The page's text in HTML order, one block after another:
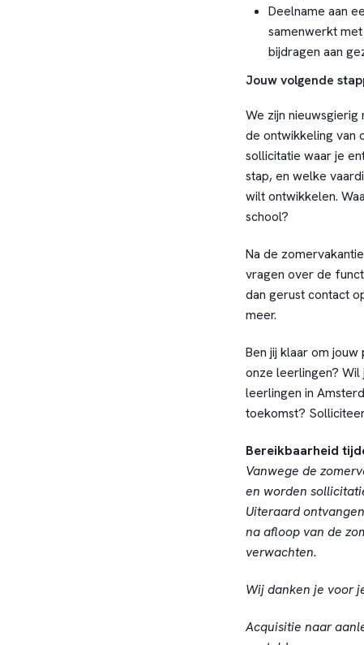
Deelname aan
samenwerkt
bijdragen aan
Jouw volgende
We zijn nieuwsgierig
de ontwikkeling van
sollicitatie waar je
stap, en welke
wilt ontwikkelen.
school?
Na de
vragen over de
dan gerust contact
meer.
Ben jij klaar om
onze leerlingen? Wil
leerlingen in
toekomst?
Bereikbaarheid
Vanwege de
en worden
Uiteraard
na afloop van de
verwachten.
Wij danken je voor
Acquisitie naar